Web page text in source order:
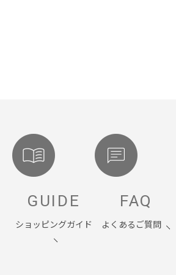
GUIDE
ショッピングガイド
FAQ
よくあるご質問